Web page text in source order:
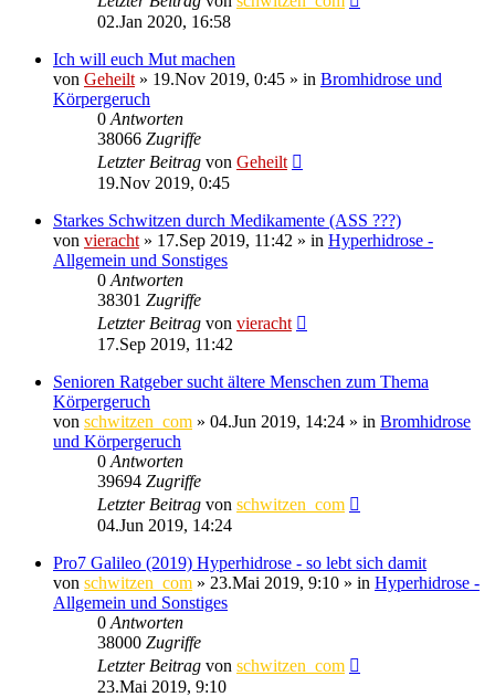
02.Jan 2020, 16:58
Ich will euch Mut machen
von Geheilt » 19.Nov 2019, 0:45 » in Bromhidrose und
Körpergeruch
0 Antworten
38066 Zugriffe
Letzter Beitrag von Geheilt
19.Nov 2019, 0:45
Starkes Schwitzen durch Medikamente (ASS ???)
von vieracht » 17.Sep 2019, 11:42 » in Hyperhidrose -
Allgemein und Sonstiges
0 Antworten
38301 Zugriffe
Letzter Beitrag von vieracht
17.Sep 2019, 11:42
Senioren Ratgeber sucht ältere Menschen zum Thema
Körpergeruch
von schwitzen_com » 04.Jun 2019, 14:24 » in Bromhidrose
und Körpergeruch
0 Antworten
39694 Zugriffe
Letzter Beitrag von schwitzen_com
04.Jun 2019, 14:24
Pro7 Galileo (2019) Hyperhidrose - so lebt sich damit
von schwitzen_com » 23.Mai 2019, 9:10 » in Hyperhidrose -
Allgemein und Sonstiges
0 Antworten
38000 Zugriffe
Letzter Beitrag von schwitzen_com
23.Mai 2019, 9:10